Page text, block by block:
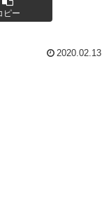
ピー
2020.02.13